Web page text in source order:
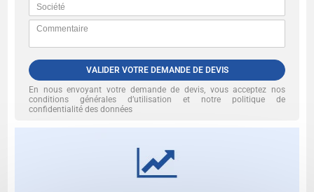
VALIDER VOTRE DEMANDE DE DEVIS
En nous envoyant votre demande de devis, vous acceptez nos
conditions générales d’utilisation et notre politique de
confidentialité des données